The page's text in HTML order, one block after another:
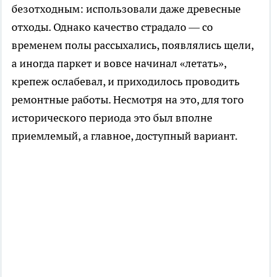
безотходным: использовали даже древесные
отходы. Однако качество страдало — со
временем полы рассыхались, появлялись щели,
а иногда паркет и вовсе начинал «летать»,
крепеж ослабевал, и приходилось проводить
ремонтные работы. Несмотря на это, для того
исторического периода это был вполне
приемлемый, а главное, доступный вариант.